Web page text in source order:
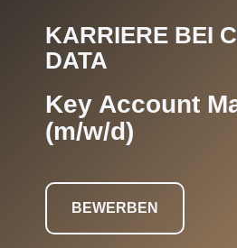
KARRIERE BEI
DATA
Key Account
(m/w/d)
BEWERBEN